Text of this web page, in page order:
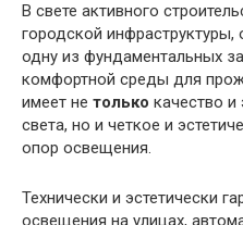
В свете активного
городской
одну из фундаментальных
комфортной среды для
имеет не только качество и
света, но и четкое и
опор освещения.
Технически и эстетически
освещения на улицах,